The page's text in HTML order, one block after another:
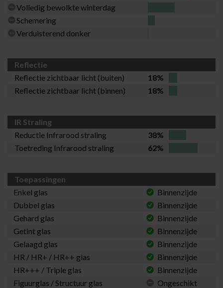
Volledig bewolkte winterdag
Schemering
Verduisterend donker
Reflectie
Reflectie zichtbaar licht (buiten)
18%
Reflectie zichtbaar licht (binnen)
18%
IR Straling
Reductie Infrarood straling
38%
Toetreding Infrarood straling
62%
Toepassingen
Enkel glas
Binnenzijde
Dubbel glas
Binnenzijde
Gehard glas
Binnenzijde
Getint glas
Binnenzijde
Gelaagd glas
Binnenzijde
HR / HR+ / HR++ glas
Binnenzijde
HR+++ / Triple glas
Binnenzijde
Figuurglas / Structuur glas
Ongeschikt